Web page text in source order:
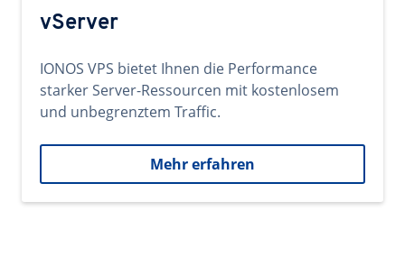
vServer
IONOS VPS bietet Ihnen die Performance
starker Server-Ressourcen mit kostenlosem
und unbegrenztem Traffic.
Mehr erfahren